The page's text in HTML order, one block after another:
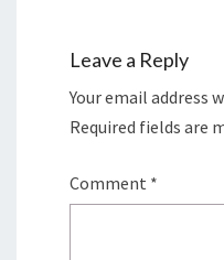
Leave a Reply
Your email address
Required fields are
Comment *